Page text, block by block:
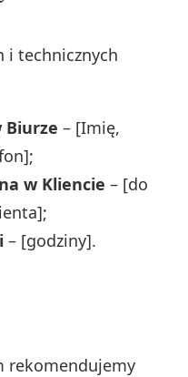
i technicznych
Biurze – [Imię,
w Kliencie – [do
– [godziny].
rekomendujemy